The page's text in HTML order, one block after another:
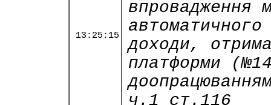
13:25:15
впровадження
доходи,
платформи
ч.1 ст.116